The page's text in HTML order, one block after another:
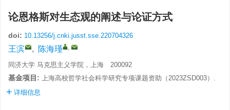
论恩格斯对生态观的阐述与论证方式
doi: 10.13256/j.cnki.jusst.sse.220704326
王滨 , 陈海瑾 ,
同济大学 马克思主义学院，上海 200092
基金项目: 上海高校哲学社会科学研究专项课题资助（2023ZSD003）.
详细信息